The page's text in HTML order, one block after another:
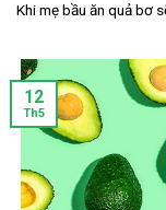
Khi mẹ bầu ăn quả bơ
12
Th5